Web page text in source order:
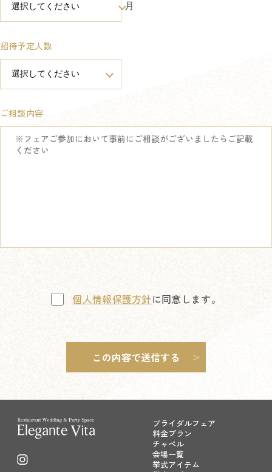
月
招待予定人数
ご相談内容
個人情報保護方針に同意します。
ブライダルフェア
料金プラン
チャペル
会場一覧
挙式アイテム